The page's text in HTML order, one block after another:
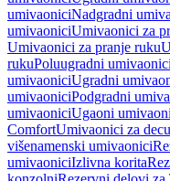
umivaoniciNadgradni
umivaoniciUmivaonici za
Umivaonici za pranje ruku
rukuPoluugradni umivaonici
umivaoniciUgradni
umivaoniciPodgradni
umivaoniciUgaoni
ComfortUmivaonici za decu
višenamenski umivaonici
umivaoniciIzlivna korita